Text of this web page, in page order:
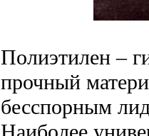
Полиэтилен –
прочный
бесспорным